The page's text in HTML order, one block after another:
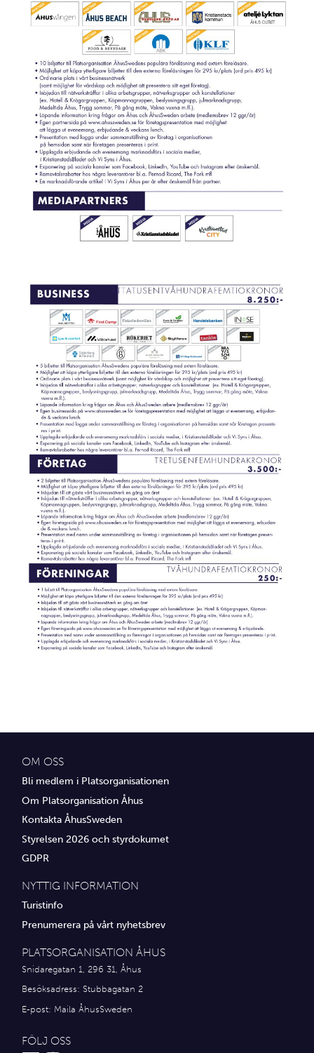
OM OSS
Bli medlem i Platsorganisationen
Om Platsorganisation Åhus
Kontakta ÅhusSweden
Styrelsen 2026 och styrdokumet
GDPR
NYTTIG INFORMATION
Turistinfo
Prenumerera på vårt nyhetsbrev
PLATSORGANISATION ÅHUS
Snidaregatan 1, 296 31, Åhus
Besöksadress: Stubbagatan 2
E-post: Maila ÅhusSweden
FÖLJ OSS